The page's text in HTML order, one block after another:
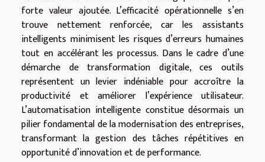
forte valeur ajoutée. L’efficacité opérationnelle s’en
trouve nettement renforcée, car les assistants
intelligents minimisent les risques d’erreurs humaines
tout en accélérant les processus. Dans le cadre d’une
démarche de transformation digitale, ces outils
représentent un levier indéniable pour accroître la
productivité et améliorer l’expérience utilisateur.
L’automatisation intelligente constitue désormais un
pilier fondamental de la modernisation des entreprises,
transformant la gestion des tâches répétitives en
opportunité d’innovation et de performance.